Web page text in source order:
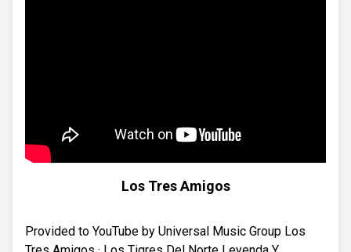
Los Tres Amigos
Provided to YouTube by Universal Music Group Los